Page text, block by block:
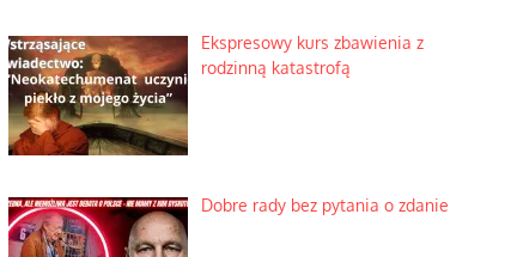
Ekspresowy kurs zbawienia z
rodzinną katastrofą
Dobre rady bez pytania o zdanie